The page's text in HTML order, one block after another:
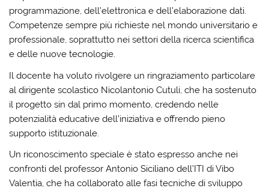
programmazione, dell’elettronica e dell’elaborazione dati.
Competenze sempre più richieste nel mondo universitario e
professionale, soprattutto nei settori della ricerca scientifica
e delle nuove tecnologie.
Il docente ha voluto rivolgere un ringraziamento particolare
al dirigente scolastico Nicolantonio Cutuli, che ha sostenuto
il progetto sin dal primo momento, credendo nelle
potenzialità educative dell’iniziativa e offrendo pieno
supporto istituzionale.
Un riconoscimento speciale è stato espresso anche nei
confronti del professor Antonio Siciliano dell’ITI di Vibo
Valentia, che ha collaborato alle fasi tecniche di sviluppo